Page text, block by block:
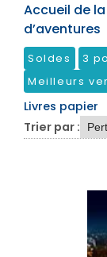
Accueil de
d’aventures
Soldes 3
Meilleurs
Livres papier
Trier par :